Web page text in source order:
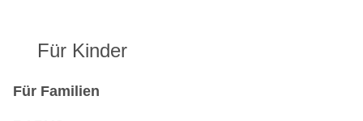
Für Kinder
Für Familien